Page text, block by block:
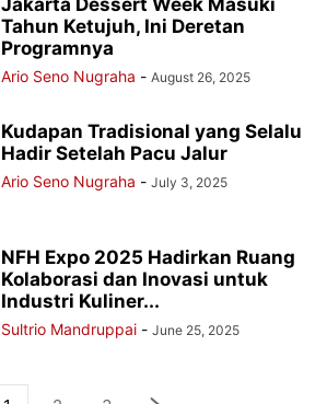
Jakarta Dessert Week Masuki
Tahun Ketujuh, Ini Deretan
Programnya
Ario Seno Nugraha - August 26, 2025
Kudapan Tradisional yang Selalu
Hadir Setelah Pacu Jalur
Ario Seno Nugraha - July 3, 2025
NFH Expo 2025 Hadirkan Ruang
Kolaborasi dan Inovasi untuk
Industri Kuliner...
Sultrio Mandruppai - June 25, 2025